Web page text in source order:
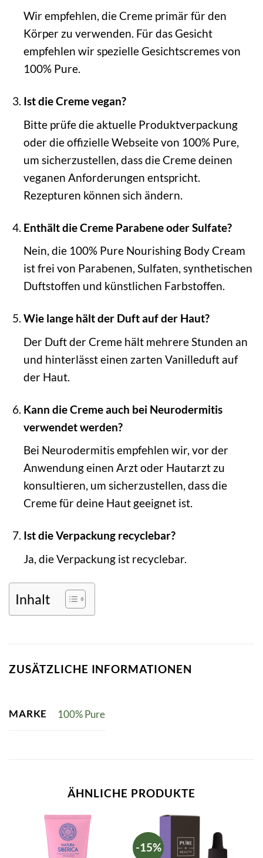
Wir empfehlen, die Creme primär für den
Körper zu verwenden. Für das Gesicht
empfehlen wir spezielle Gesichtscremes von
100% Pure.
Ist die Creme vegan?
Bitte prüfe die aktuelle Produktverpackung
oder die offizielle Webseite von 100% Pure,
um sicherzustellen, dass die Creme deinen
veganen Anforderungen entspricht.
Rezepturen können sich ändern.
Enthält die Creme Parabene oder Sulfate?
Nein, die 100% Pure Nourishing Body Cream
ist frei von Parabenen, Sulfaten, synthetischen
Duftstoffen und künstlichen Farbstoffen.
Wie lange hält der Duft auf der Haut?
Der Duft der Creme hält mehrere Stunden an
und hinterlässt einen zarten Vanilleduft auf
der Haut.
Kann die Creme auch bei Neurodermitis
verwendet werden?
Bei Neurodermitis empfehlen wir, vor der
Anwendung einen Arzt oder Hautarzt zu
konsultieren, um sicherzustellen, dass die
Creme für deine Haut geeignet ist.
Ist die Verpackung recyclebar?
Ja, die Verpackung ist recyclebar.
Inhalt
ZUSÄTZLICHE INFORMATIONEN
MARKE 100% Pure
ÄHNLICHE PRODUKTE
-15%